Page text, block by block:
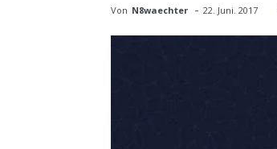
Von N8waechter - 22. Juni. 2017